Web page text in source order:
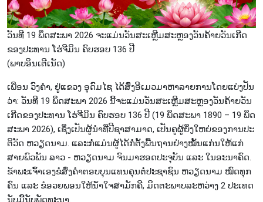
ວັນທີ 19 ພຶດສະພາ 2026 ຈະແມ່ນວັນສະເຫຼີມສະຫຼອງວັນຄ້າຍວັນເກີດ
ຂອງປະທານ ໂຮ່ຈີມິນ ຄົບຮອບ 136 ປີ
(ພາບ​ອິ​ນ​ເຕີ​ເນັດ)
ເພື່ອນ ວົງ​ຄຳ, ຢູ່​ແຂວງ ອຸ​ດົມ​ໄຊ ໄດ້​ສົ່ງ​ອີ​ເມວ​ມາ​ຫາ​ລ​າຍ​ການ​ໂດຍ​ແບ່ງ​ປັນ​
ວ່າ: ວັນ​ທີ 19 ພຶດ​ສະ​ພາ 2026 ນີ້​ຈະ​ແມ່ນ​ວັນ​ສະ​ເຫຼີມ​ສະ​ຫຼອງ​ວັ​ນຄ້າຍ​ວັນ​
ເກີດ​ຂອງ​ປະ​ທານ ໂຮ່​ຈີ​ມິນ ຄົບຮອບ 136 ປີ (19 ພຶດ​ສະ​ພາ 1890 – 19 ພຶດ​
ສະ​ພາ 2026), ເຊິ່ງ​ເປັນ​ຜູ້​ນຳ​ທີ່​ປີ​ຊາ​ສາ​ມາດ, ເປັນ​ຄູ​ຜູ້​ຍິ່ງ​ໃຫຍ່​ຂອງ​ການ​ປະ​
ຕິ​ວັດ ຫວຽດ​ນາມ. ແລະ​ກໍ່​ແມ່ນ​ຜູ້​ໄດ​້ກໍ່​ຕັ້ງ​ພື້​ນ​ຖານ​ຢ່າງ​ໝັ້ນ​ແກ່ນ​ໃຫ້​ແກ່​
ສາຍ​ພົວ​ພັນ ລາວ - ຫວຽດ​ນາມ ຈົນ​ມາ​ຮອດ​ປະ​ຈຸ​ບັນ ແລະ ໃນ​ອະ​ນ​າ​ຄົດ.
ຂ້​າ​ພະ​ເຈົ້າ​ເອງ​ຂໍ​ສົ່ງ​ຄຳ​ຕອບ​ບຸນ​ແທນ​ຄຸນ​ຕໍ່​ປະ​ຊາ​ຊົນ ຫວຽດ​ນາມ ໝົດ​ທຸກ​
ຄົນ ແລະ ຂໍ​ອວ​ຍ​ພອນ​ໃຫ້​ນ້ຳ​ໃຈ​ສາ​ມັກ​ຄີ, ມິດ​ຕະ​ພາບ​ລະ​ຫວ່າງ 2 ປະ​ເທດ​
ນັບ​ມື້​ນັບ​ພັດ​ທະ​ນາ.